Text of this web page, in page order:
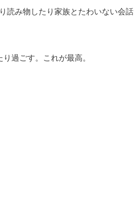
読み物したり家族とたわいない会話
過ごす。これが最高。